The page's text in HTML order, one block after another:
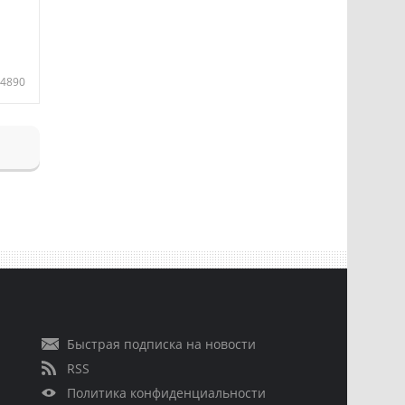
4890
Быстрая подписка на новости
RSS
Политика конфиденциальности